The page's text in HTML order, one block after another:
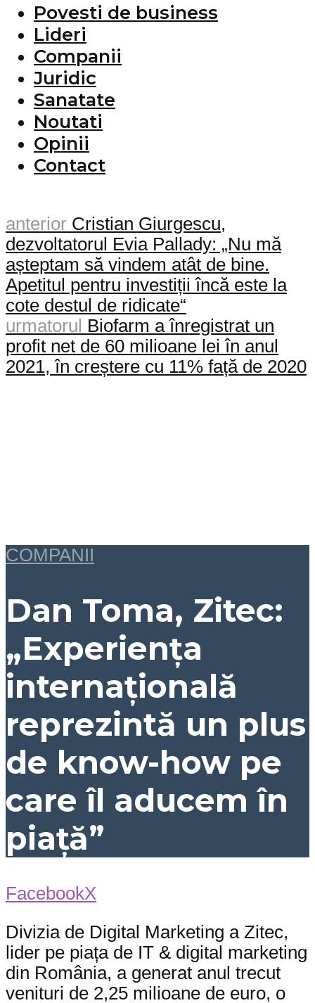
Povesti de business
Lideri
Companii
Juridic
Sanatate
Noutati
Opinii
Contact
anterior Cristian Giurgescu,
dezvoltatorul Evia Pallady: „Nu mă
așteptam să vindem atât de bine.
Apetitul pentru investiții încă este la
cote destul de ridicate“
urmatorul Biofarm a înregistrat un
profit net de 60 milioane lei în anul
2021, în creștere cu 11% față de 2020
COMPANII
Dan Toma, Zitec:
„Experiența
internațională
reprezintă un plus
de know-how pe
care îl aducem în
piață”
FacebookX
Divizia de Digital Marketing a Zitec,
lider pe piața de IT & digital marketing
din România, a generat anul trecut
venituri de 2,25 milioane de euro, o